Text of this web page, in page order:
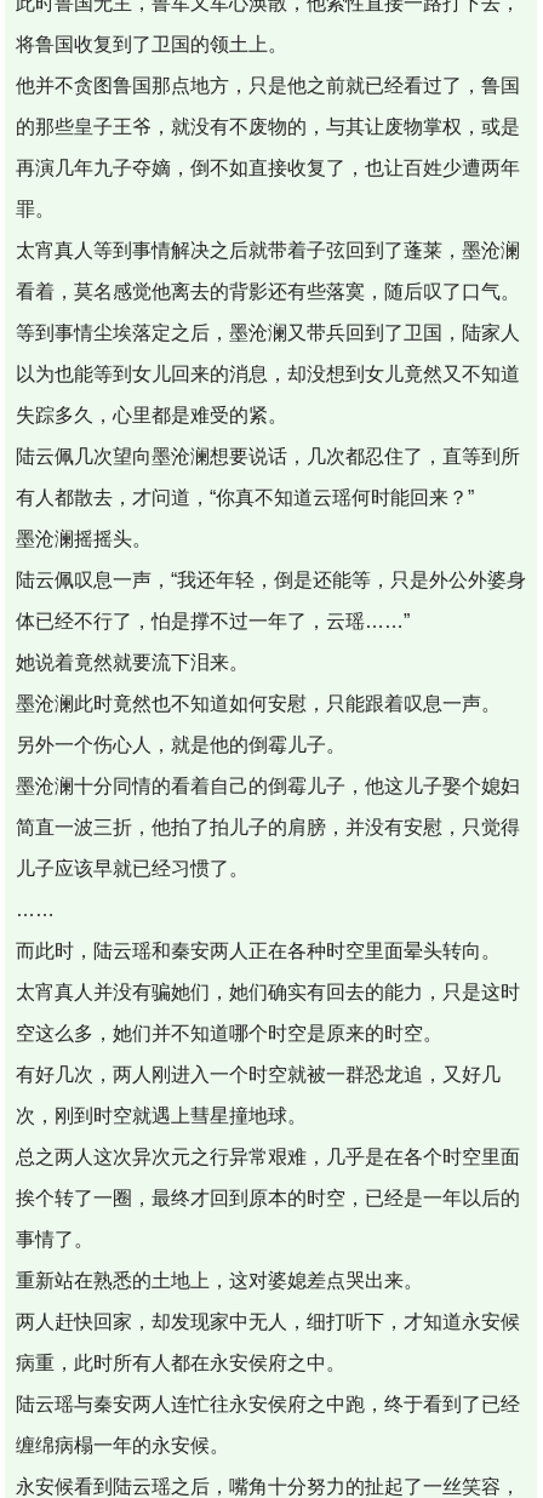
将鲁国收复到了卫国的领土上。
他并不贪图鲁国那点地方，只是他之前就已经看过了，鲁国
的那些皇子王爷，就没有不废物的，与其让废物掌权，或是
再演几年九子夺嫡，倒不如直接收复了，也让百姓少遭两年
罪。
太宵真人等到事情解决之后就带着子弦回到了蓬莱，墨沧澜
看着，莫名感觉他离去的背影还有些落寞，随后叹了口气。
等到事情尘埃落定之后，墨沧澜又带兵回到了卫国，陆家人
以为也能等到女儿回来的消息，却没想到女儿竟然又不知道
失踪多久，心里都是难受的紧。
陆云佩几次望向墨沧澜想要说话，几次都忍住了，直等到所
有人都散去，才问道，“你真不知道云瑶何时能回来？”
墨沧澜摇摇头。
陆云佩叹息一声，“我还年轻，倒是还能等，只是外公外婆身
体已经不行了，怕是撑不过一年了，云瑶……”
她说着竟然就要流下泪来。
墨沧澜此时竟然也不知道如何安慰，只能跟着叹息一声。
另外一个伤心人，就是他的倒霉儿子。
墨沧澜十分同情的看着自己的倒霉儿子，他这儿子娶个媳妇
简直一波三折，他拍了拍儿子的肩膀，并没有安慰，只觉得
儿子应该早就已经习惯了。
……
而此时，陆云瑶和秦安两人正在各种时空里面晕头转向。
太宵真人并没有骗她们，她们确实有回去的能力，只是这时
空这么多，她们并不知道哪个时空是原来的时空。
有好几次，两人刚进入一个时空就被一群恐龙追，又好几
次，刚到时空就遇上彗星撞地球。
总之两人这次异次元之行异常艰难，几乎是在各个时空里面
挨个转了一圈，最终才回到原本的时空，已经是一年以后的
事情了。
重新站在熟悉的土地上，这对婆媳差点哭出来。
两人赶快回家，却发现家中无人，细打听下，才知道永安候
病重，此时所有人都在永安侯府之中。
陆云瑶与秦安两人连忙往永安侯府之中跑，终于看到了已经
缠绵病榻一年的永安候。
永安候看到陆云瑶之后，嘴角十分努力的扯起了一丝笑容，